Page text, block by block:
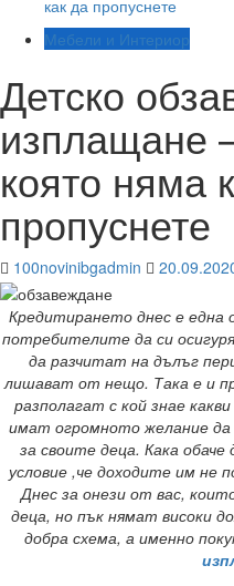
как да пропуснете
Мебели и Интериор
Детско
изплащане
която няма
пропуснете
100novinibgadmin
Кредитирането днес е
потребителите да си
да разчитат на дълъг
лишават от нещо. Така е и
разполагат с кой знае
имат огромното желание
за своите деца. Кака
условие ,че доходите им не
Днес за онези от вас,
деца, но пък нямат високи
добра схема, а именно